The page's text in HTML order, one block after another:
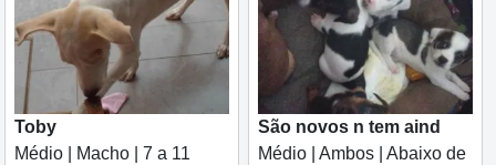
Toby
Médio | Macho | 7 a 11
São novos n tem aind
Médio | Ambos | Abaixo de